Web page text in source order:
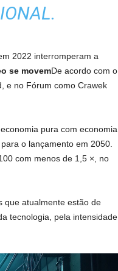
2022 interromperam a
se movemDe acordo com o
e no Fórum como Crawek
pura com economia
o lançamento em 2050.
com menos de 1,5 ×, no
que atualmente estão de
tecnologia, pela intensidade